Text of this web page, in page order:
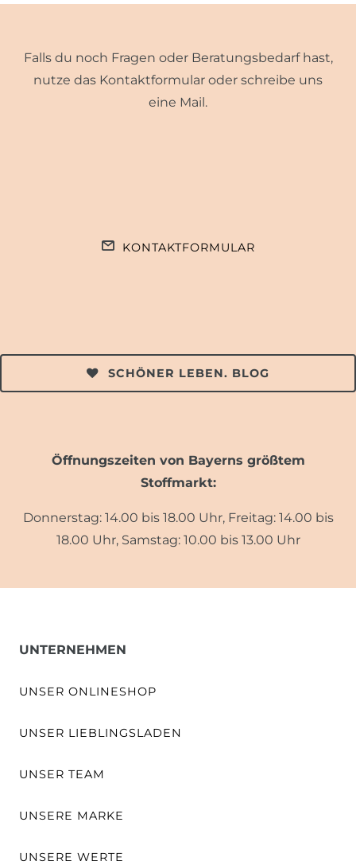
Falls du noch Fragen oder Beratungsbedarf hast,
nutze das Kontaktformular oder schreibe uns
eine Mail.
KONTAKTFORMULAR
SCHÖNER LEBEN. BLOG
Öffnungszeiten von Bayerns größtem
Stoffmarkt:
Donnerstag: 14.00 bis 18.00 Uhr, Freitag: 14.00 bis
18.00 Uhr, Samstag: 10.00 bis 13.00 Uhr
UNTERNEHMEN
UNSER ONLINESHOP
UNSER LIEBLINGSLADEN
UNSER TEAM
UNSERE MARKE
UNSERE WERTE